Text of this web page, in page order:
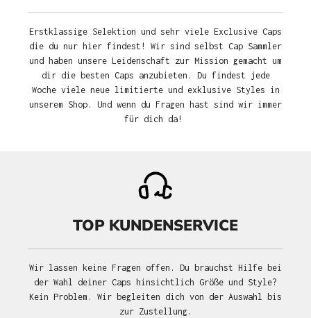
Erstklassige Selektion und sehr viele Exclusive Caps
die du nur hier findest! Wir sind selbst Cap Sammler
und haben unsere Leidenschaft zur Mission gemacht um
dir die besten Caps anzubieten. Du findest jede
Woche viele neue limitierte und exklusive Styles in
unserem Shop. Und wenn du Fragen hast sind wir immer
für dich da!
TOP KUNDENSERVICE
Wir lassen keine Fragen offen. Du brauchst Hilfe bei
der Wahl deiner Caps hinsichtlich Größe und Style?
Kein Problem. Wir begleiten dich von der Auswahl bis
zur Zustellung.